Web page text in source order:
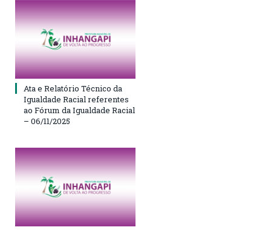
Ata e Relatório Técnico da
Igualdade Racial referentes
ao Fórum da Igualdade Racial
– 06/11/2025